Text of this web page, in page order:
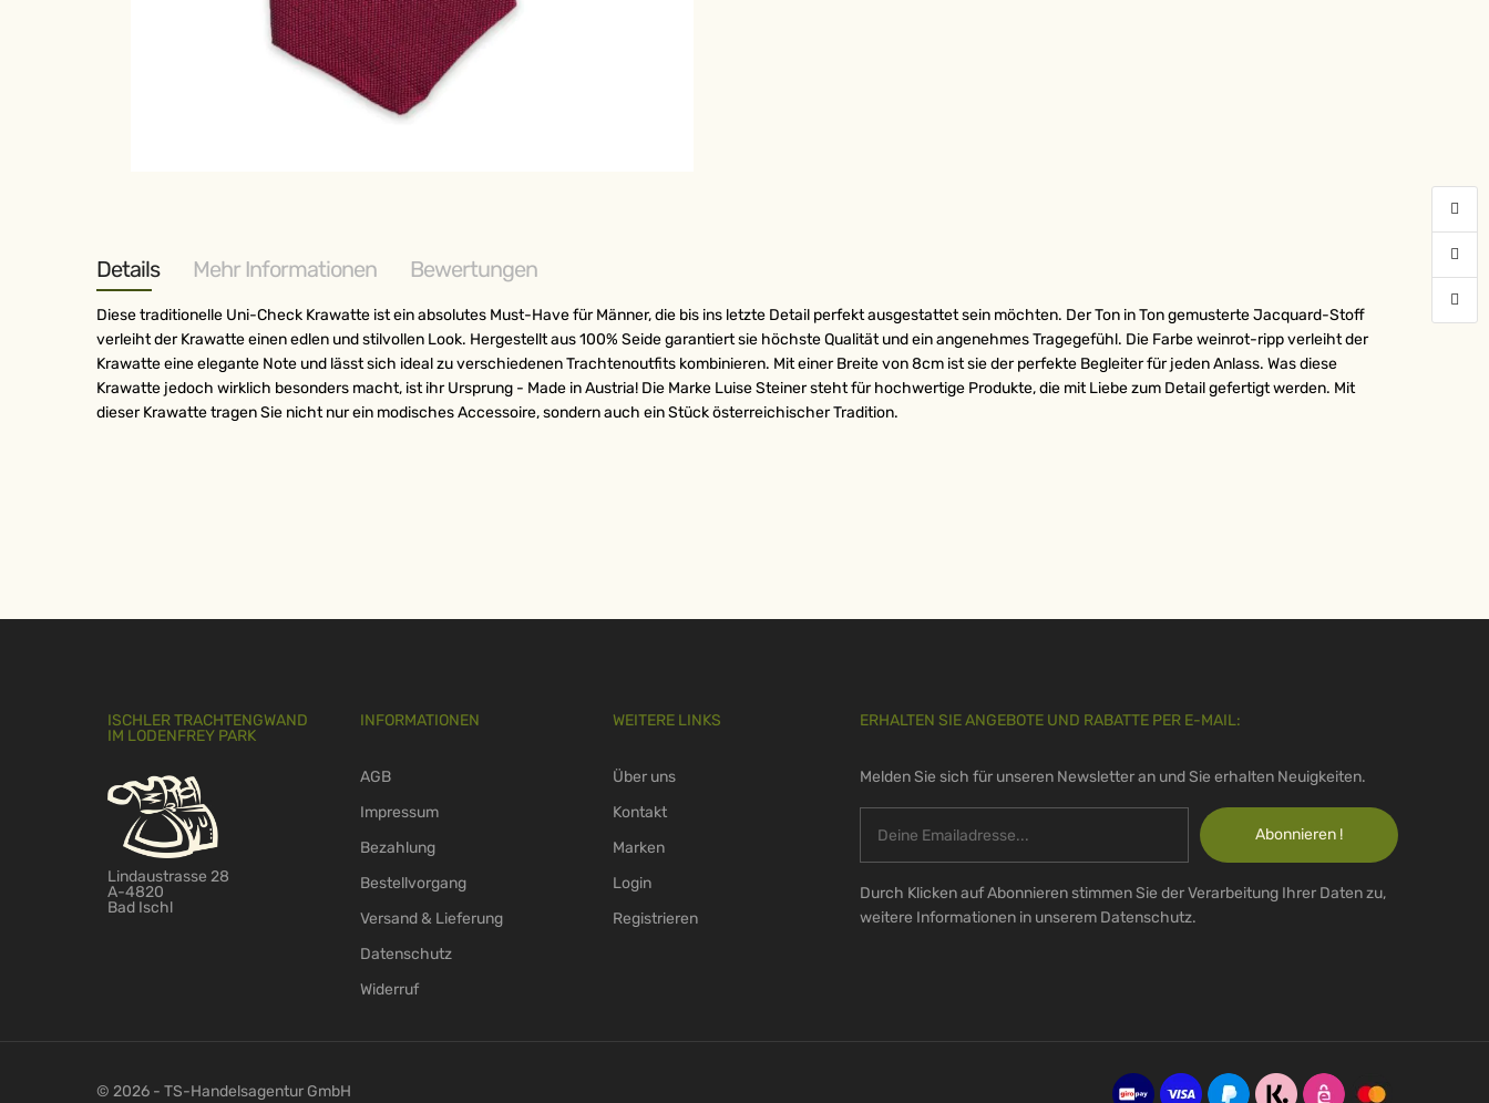
Details
Diese traditionelle Uni-Check Krawatte ist ein absolutes Must-Have für Männer, die bis ins letzte Detail perfekt ausgestattet sein möchten. Der Ton in Ton gemusterte Jacquard-Stoff
verleiht der Krawatte einen edlen und stilvollen Look. Hergestellt aus 100% Seide garantiert sie höchste Qualität und ein angenehmes Tragegefühl. Die Farbe weinrot-ripp verleiht der
Krawatte eine elegante Note und lässt sich ideal zu verschiedenen Trachtenoutfits kombinieren. Mit einer Breite von 8cm ist sie der perfekte Begleiter für jeden Anlass. Was diese
Krawatte jedoch wirklich besonders macht, ist ihr Ursprung - Made in Austria! Die Marke Luise Steiner steht für hochwertige Produkte, die mit Liebe zum Detail gefertigt werden. Mit
dieser Krawatte tragen Sie nicht nur ein modisches Accessoire, sondern auch ein Stück österreichischer Tradition.
Mehr Informationen Bewertungen
ISCHLER TRACHTENGWAND
IM LODENFREY PARK
Lindaustrasse 28
A-4820
Bad Ischl
INFORMATIONEN
AGB
Impressum
Bezahlung
Bestellvorgang
Versand & Lieferung
Datenschutz
Widerruf
WEITERE LINKS
Über uns
Kontakt
Marken
Login
Registrieren
ERHALTEN SIE ANGEBOTE UND RABATTE PER E-MAIL:
Melden Sie sich für unseren Newsletter an und Sie erhalten Neuigkeiten.
Abonnieren !
Durch Klicken auf Abonnieren stimmen Sie der Verarbeitung Ihrer Daten zu,
weitere Informationen in unserem Datenschutz.
© 2026 - TS-Handelsagentur GmbH